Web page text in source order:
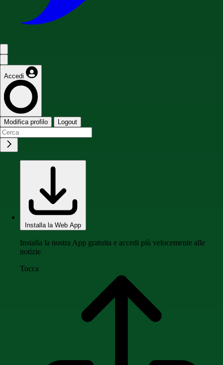
Accedi
Modifica profilo Logout
Installa la Web App
Installa la nostra App gratuita e accedi più velocemente alle
notizie
Tocca